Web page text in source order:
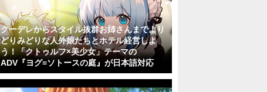
クーデレからスタイル抜群お姉さんまでより
どりみどりな人外娘たちとホテル経営しよ
う！「クトゥルフ×美少女」テーマの
ADV『ヨグ=ソトースの庭』が日本語対応